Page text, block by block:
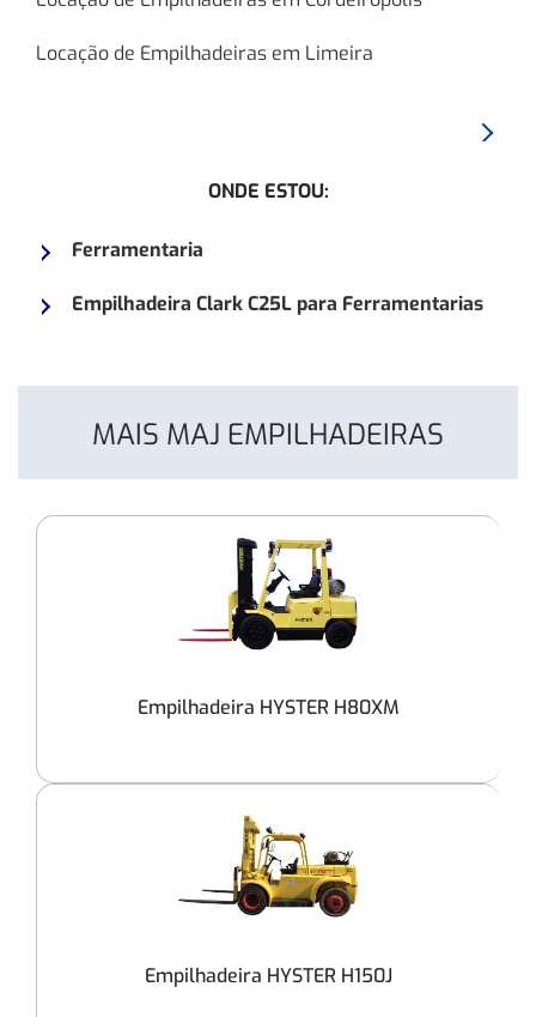
Locação de Empilhadeiras em Limeira
ONDE ESTOU:
Ferramentaria
Empilhadeira Clark C25L para Ferramentarias
MAIS MAJ EMPILHADEIRAS
Empilhadeira HYSTER H80XM
Empilhadeira HYSTER H150J